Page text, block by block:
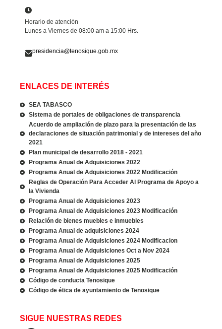
Horario de atención
Lunes a Viernes de 08:00 am a 15:00 Hrs.
presidencia@tenosique.gob.mx
ENLACES DE INTERÉS
SEA TABASCO
Sistema de portales de obligaciones de transparencia
Acuerdo de ampliación de plazo para la presentación de las
declaraciones de situación patrimonial y de intereses del año
2021
Plan municipal de desarrollo 2018 - 2021
Programa Anual de Adquisiciones 2022
Programa Anual de Adquisiciones 2022 Modificación
Reglas de Operación Para Acceder Al Programa de Apoyo a
la Vivienda
Programa Anual de Adquisiciones 2023
Programa Anual de Adquisiciones 2023 Modificación
Relación de bienes muebles e inmuebles
Programa Anual de adquisiciones 2024
Programa Anual de Adquisiciones 2024 Modificacion
Programa Anual de Adquisiciones Oct a Nov 2024
Programa Anual de Adquisiciones 2025
Programa Anual de Adquisiciones 2025 Modificación
Código de conducta Tenosique
Código de ética de ayuntamiento de Tenosique
SIGUE NUESTRAS REDES